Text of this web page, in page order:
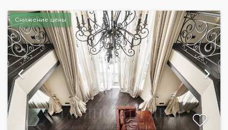
Снижение цены